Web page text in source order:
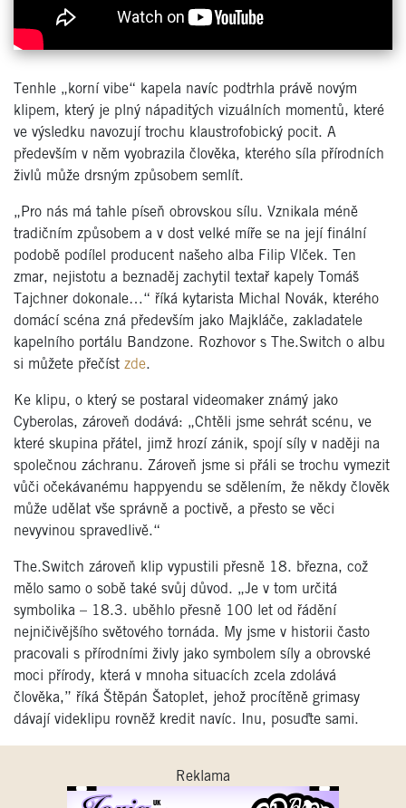
Tenhle „korní vibe“ kapela navíc podtrhla právě novým
klipem, který je plný nápaditých vizuálních momentů, které
ve výsledku navozují trochu klaustrofobický pocit. A
především v něm vyobrazila člověka, kterého síla přírodních
živlů může drsným způsobem semlít.
„Pro nás má tahle píseň obrovskou sílu. Vznikala méně
tradičním způsobem a v dost velké míře se na její finální
podobě podílel producent našeho alba Filip Vlček. Ten
zmar, nejistotu a beznaděj zachytil textař kapely Tomáš
Tajchner dokonale…“ říká kytarista Michal Novák, kterého
domácí scéna zná především jako Majkláče, zakladatele
kapelního portálu Bandzone. Rozhovor s The.Switch o albu
si můžete přečíst zde.
Ke klipu, o který se postaral videomaker známý jako
Cyberolas, zároveň dodává: „Chtěli jsme sehrát scénu, ve
které skupina přátel, jimž hrozí zánik, spojí síly v naději na
společnou záchranu. Zároveň jsme si přáli se trochu vymezit
vůči očekávanému happyendu se sdělením, že někdy člověk
může udělat vše správně a poctivě, a přesto se věci
nevyvinou spravedlivě.“
The.Switch zároveň klip vypustili přesně 18. března, což
mělo samo o sobě také svůj důvod. „Je v tom určitá
symbolika – 18.3. uběhlo přesně 100 let od řádění
nejničivějšího světového tornáda. My jsme v historii často
pracovali s přírodními živly jako symbolem síly a obrovské
moci přírody, která v mnoha situacích zcela zdolává
člověka,” říká Štěpán Šatoplet, jehož procítěně grimasy
dávají videklipu rovněž kredit navíc. Inu, posuďte sami.
Reklama